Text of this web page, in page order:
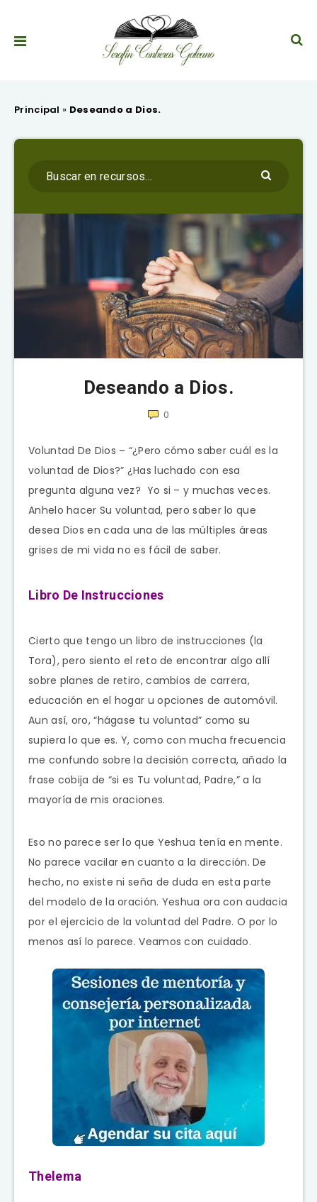
Principal » Deseando a Dios.
Deseando a Dios.
0
Voluntad De Dios – “¿Pero cómo saber cuál es la
voluntad de Dios?” ¿Has luchado con esa
pregunta alguna vez? Yo si – y muchas veces.
Anhelo hacer Su voluntad, pero saber lo que
desea Dios en cada una de las múltiples áreas
grises de mi vida no es fácil de saber.
Libro De Instrucciones
Cierto que tengo un libro de instrucciones (la
Tora), pero siento el reto de encontrar algo allí
sobre planes de retiro, cambios de carrera,
educación en el hogar u opciones de automóvil.
Aun así, oro, “hágase tu voluntad” como su
supiera lo que es. Y, como con mucha frecuencia
me confundo sobre la decisión correcta, añado la
frase cobija de “si es Tu voluntad, Padre,” a la
mayoría de mis oraciones.
Eso no parece ser lo que Yeshua tenía en mente.
No parece vacilar en cuanto a la dirección. De
hecho, no existe ni seña de duda en esta parte
del modelo de la oración. Yeshua ora con audacia
por el ejercicio de la voluntad del Padre. O por lo
menos así lo parece. Veamos con cuidado.
Thelema